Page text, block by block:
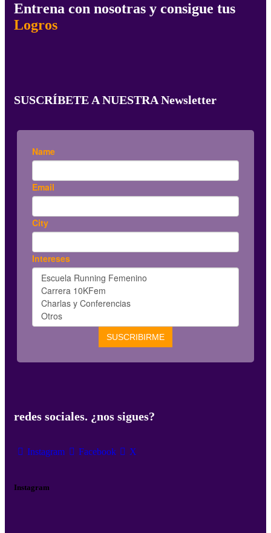
Entrena con nosotras y consigue tus
Logros
SUSCRÍBETE A NUESTRA Newsletter
redes sociales. ¿nos sigues?
Instagram Facebook X
Instagram